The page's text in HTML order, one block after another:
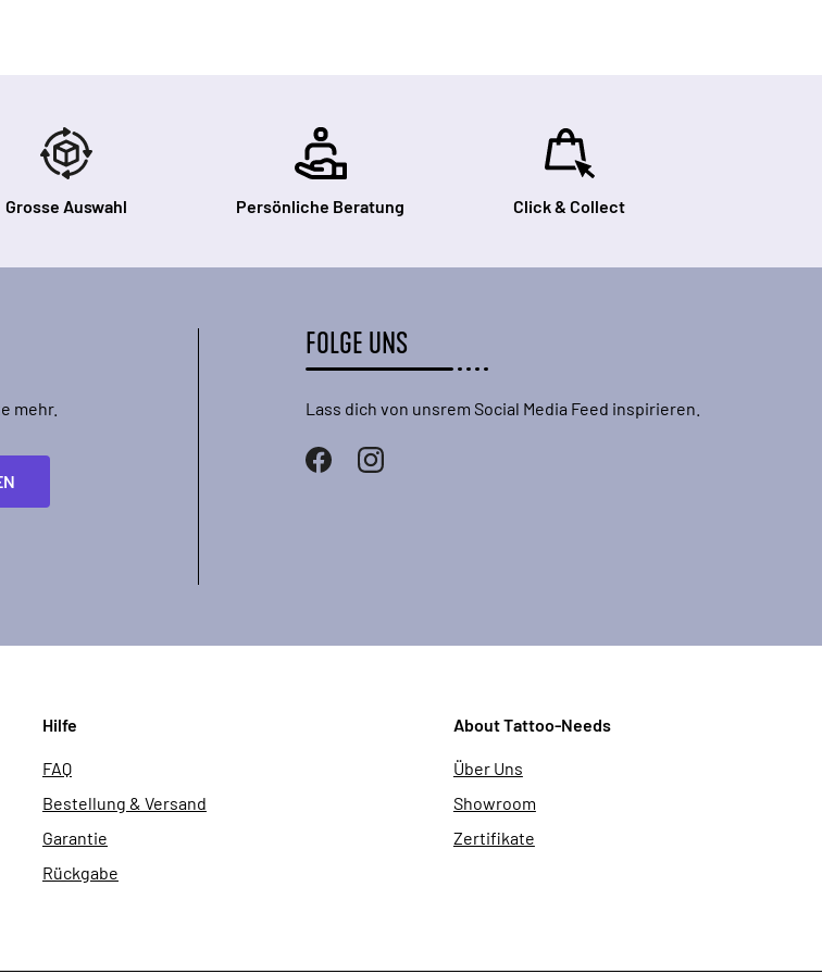
Grosse Auswahl Persönliche Beratung Click & Collect
mehr.
FOLGE UNS
Lass dich von unsrem Social Media Feed inspirieren.
Hilfe
FAQ
Bestellung & Versand
Garantie
Rückgabe
About Tattoo-Needs
Über Uns
Showroom
Zertifikate